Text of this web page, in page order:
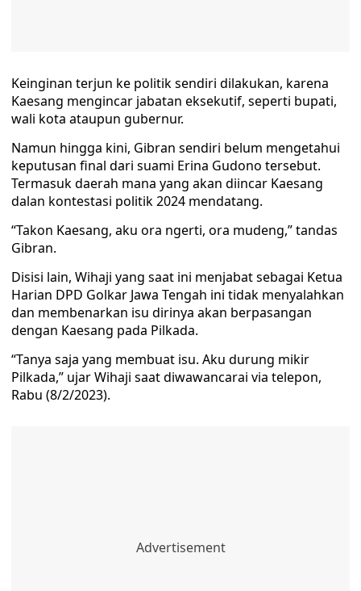
Keinginan terjun ke politik sendiri dilakukan, karena
Kaesang mengincar jabatan eksekutif, seperti bupati,
wali kota ataupun gubernur.
Namun hingga kini, Gibran sendiri belum mengetahui
keputusan final dari suami Erina Gudono tersebut.
Termasuk daerah mana yang akan diincar Kaesang
dalan kontestasi politik 2024 mendatang.
“Takon Kaesang, aku ora ngerti, ora mudeng,” tandas
Gibran.
Disisi lain, Wihaji yang saat ini menjabat sebagai Ketua
Harian DPD Golkar Jawa Tengah ini tidak menyalahkan
dan membenarkan isu dirinya akan berpasangan
dengan Kaesang pada Pilkada.
“Tanya saja yang membuat isu. Aku durung mikir
Pilkada,” ujar Wihaji saat diwawancarai via telepon,
Rabu (8/2/2023).